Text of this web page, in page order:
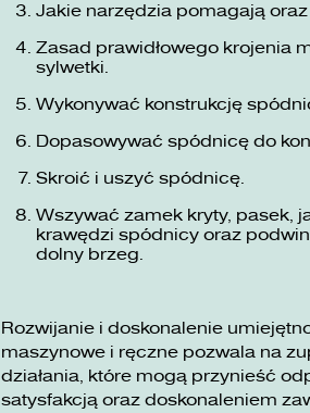
Jakie narzędzia pomagają
Zasad prawidłowego krojenia
sylwetki.
Wykonywać konstrukcję
Dopasowywać spódnicę do
Skroić i uszyć spódnicę.
Wszywać zamek kryty, pasek,
krawędzi spódnicy oraz
dolny brzeg.
Rozwijanie i doskonalenie
maszynowe i ręczne pozwala na
działania, które mogą przynieść
satysfakcją oraz doskonaleniem